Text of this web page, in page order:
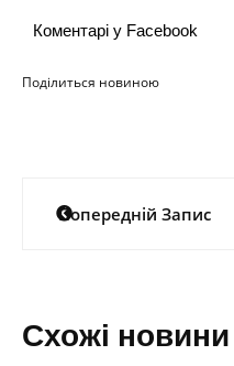
Коментарі у Facebook
Поділиться новиною
Навігація
записів
Попередній Запис
Схожі новини